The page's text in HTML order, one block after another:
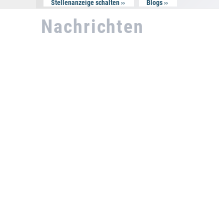
Stellenanzeige schalten Blogs
Nachrichten